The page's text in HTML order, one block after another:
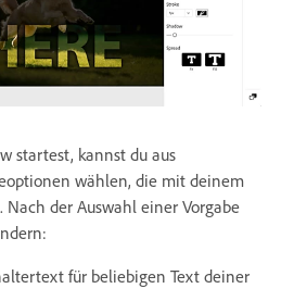
startest, kannst du aus
wählen, die mit deinem
der Auswahl einer Vorgabe
für beliebigen Text deiner